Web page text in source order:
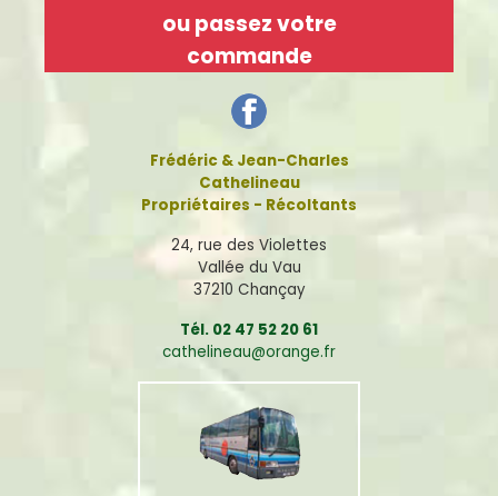
ou passez votre
commande
Frédéric & Jean-Charles
Cathelineau
Propriétaires - Récoltants
24, rue des Violettes
Vallée du Vau
37210 Chançay
Tél. 02 47 52 20 61
cathelineau@orange.fr